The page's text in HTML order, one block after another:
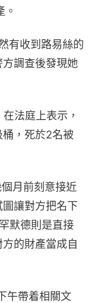
有收到路易絲的
調查後發現她
法庭上表示，
桶，死於2名被
月前刻意接近
讓對方把名下
默德則是直接
的財產當成自
午帶着相關文